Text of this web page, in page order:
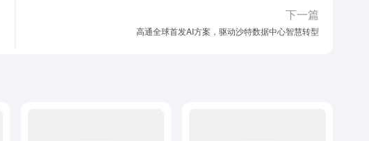
下一篇
高通全球首发AI方案，驱动沙特数据中心智慧转型